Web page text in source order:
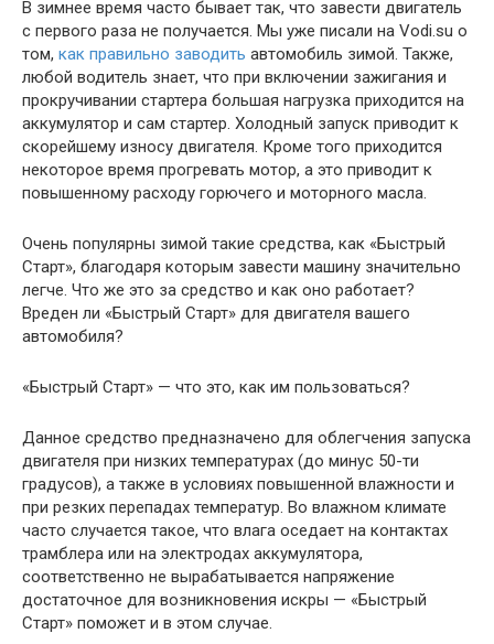
В зимнее время часто бывает так, что завести двигатель
с первого раза не получается. Мы уже писали на Vodi.su о
том, как правильно заводить автомобиль зимой. Также,
любой водитель знает, что при включении зажигания и
прокручивании стартера большая нагрузка приходится на
аккумулятор и сам стартер. Холодный запуск приводит к
скорейшему износу двигателя. Кроме того приходится
некоторое время прогревать мотор, а это приводит к
повышенному расходу горючего и моторного масла.
Очень популярны зимой такие средства, как «Быстрый
Старт», благодаря которым завести машину значительно
легче. Что же это за средство и как оно работает?
Вреден ли «Быстрый Старт» для двигателя вашего
автомобиля?
«Быстрый Старт» — что это, как им пользоваться?
Данное средство предназначено для облегчения запуска
двигателя при низких температурах (до минус 50-ти
градусов), а также в условиях повышенной влажности и
при резких перепадах температур. Во влажном климате
часто случается такое, что влага оседает на контактах
трамблера или на электродах аккумулятора,
соответственно не вырабатывается напряжение
достаточное для возникновения искры — «Быстрый
Старт» поможет и в этом случае.